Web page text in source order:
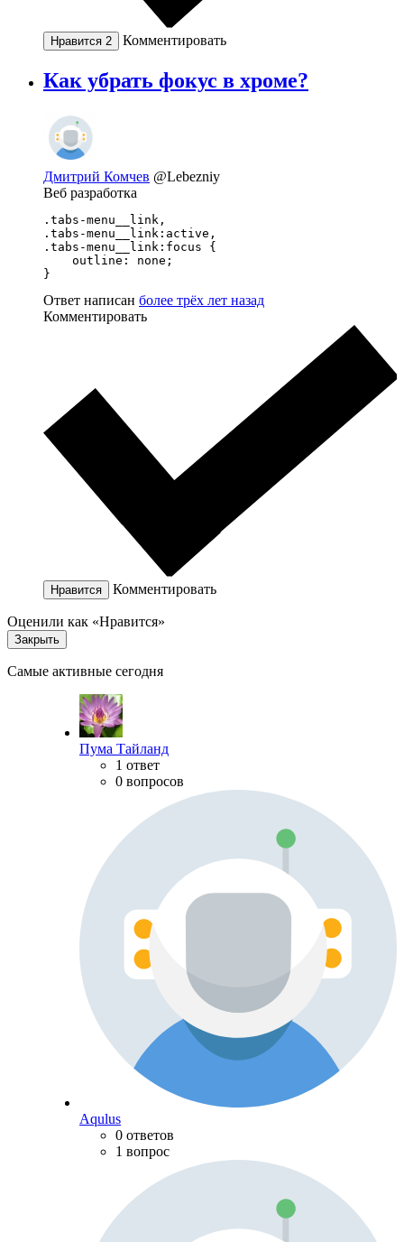
Нравится 2 Комментировать
Как убрать фокус в хроме?
Дмитрий Комчев @Lebezniy
Веб разработка
.tabs-menu__link,
.tabs-menu__link:active,
.tabs-menu__link:focus {
    outline: none;
}
Ответ написан более трёх лет назад
Комментировать
Нравится Комментировать
Оценили как «Нравится»
Закрыть
Самые активные сегодня
Пума Тайланд
1 ответ
0 вопросов
Aqulus
0 ответов
1 вопрос